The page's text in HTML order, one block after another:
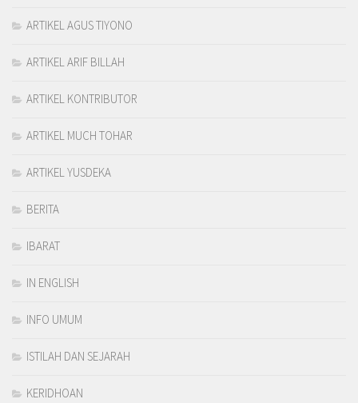
ARTIKEL AGUS TIYONO
ARTIKEL ARIF BILLAH
ARTIKEL KONTRIBUTOR
ARTIKEL MUCH TOHAR
ARTIKEL YUSDEKA
BERITA
IBARAT
IN ENGLISH
INFO UMUM
ISTILAH DAN SEJARAH
KERIDHOAN